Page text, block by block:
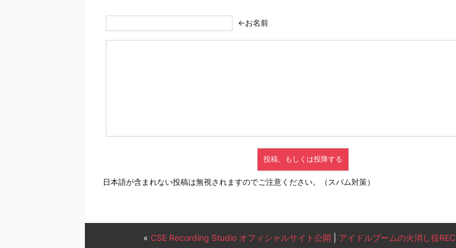
←お名前
日本語が含まれない投稿は無視されますのでご注意ください。（スパム対策）
« CSE Recording Studio オフィシャルサイト公開 アイドルブームの火消し役REC